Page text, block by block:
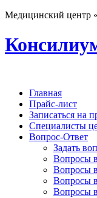
Медицинский центр
Главная
Прайс-лист
Записаться на
Специалисты
Вопрос-Ответ
Задать
Вопросы
Вопросы
Вопросы
Вопросы